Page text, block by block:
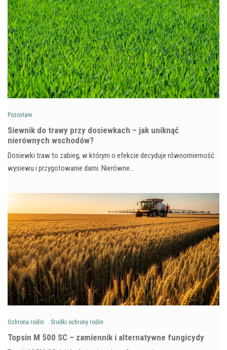
Pozostałe
Siewnik do trawy przy dosiewkach – jak uniknąć
nierównych wschodów?
Dosiewki traw to zabieg, w którym o efekcie decyduje równomierność
wysiewu i przygotowanie darni. Nierówne…
Ochrona roślin Środki ochrony roślin
Topsin M 500 SC – zamiennik i alternatywne fungicydy